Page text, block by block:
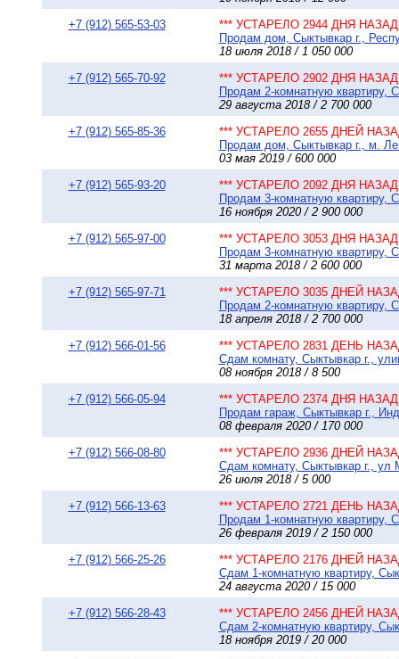
+7 (912) 565-53-03
*** УСТАРЕЛО 2944 ДНЯ НАЗАД
Продам дом, Сыктывкар г.,
18 июля 2018 / 1 050 000
+7 (912) 565-70-92
*** УСТАРЕЛО 2902 ДНЯ НАЗАД
Продам 2-комнатную квартиру,
29 августа 2018 / 2 700 000
+7 (912) 565-85-36
*** УСТАРЕЛО 2655 ДНЕЙ
Продам дом, Сыктывкар г., м.
03 мая 2019 / 600 000
+7 (912) 565-93-20
*** УСТАРЕЛО 2092 ДНЯ НАЗАД
Продам 3-комнатную квартиру,
16 ноября 2020 / 2 900 000
+7 (912) 565-97-00
*** УСТАРЕЛО 3053 ДНЯ НАЗАД
Продам 3-комнатную квартиру,
31 марта 2018 / 2 600 000
+7 (912) 565-97-71
*** УСТАРЕЛО 3035 ДНЕЙ
Продам 2-комнатную квартиру,
18 апреля 2018 / 2 700 000
+7 (912) 566-01-56
*** УСТАРЕЛО 2831 ДЕНЬ
Сдам комнату, Сыктывкар г.,
08 ноября 2018 / 8 500
+7 (912) 566-05-94
*** УСТАРЕЛО 2374 ДНЯ НАЗАД
Продам гараж, Сыктывкар г.,
08 февраля 2020 / 170 000
+7 (912) 566-08-80
*** УСТАРЕЛО 2936 ДНЕЙ
Сдам комнату, Сыктывкар г., ул
26 июля 2018 / 5 000
+7 (912) 566-13-63
*** УСТАРЕЛО 2721 ДЕНЬ
Продам 1-комнатную квартиру,
26 февраля 2019 / 2 150 000
+7 (912) 566-25-26
*** УСТАРЕЛО 2176 ДНЕЙ
Сдам 1-комнатную квартиру,
24 августа 2020 / 15 000
+7 (912) 566-28-43
*** УСТАРЕЛО 2456 ДНЕЙ
Сдам 2-комнатную квартиру,
18 ноября 2019 / 20 000